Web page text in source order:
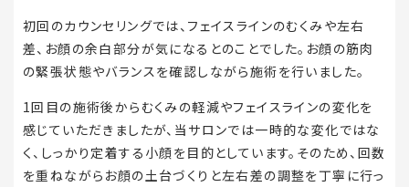
初回のカウンセリングでは、フェイスラインのむくみや左右
差、お顔の余白部分が気になるとのことでした。お顔の筋肉
の緊張状態やバランスを確認しながら施術を行いました。
1回目の施術後からむくみの軽減やフェイスラインの変化を
感じていただきましたが、当サロンでは一時的な変化ではな
く、しっかり定着する小顔を目的としています。そのため、回数
を重ねながらお顔の土台づくりと左右差の調整を丁寧に行っ